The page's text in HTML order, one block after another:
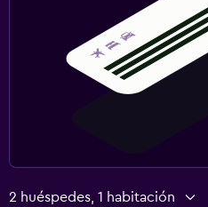
2 huéspedes, 1 habitación